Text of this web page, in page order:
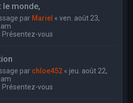
monde,
par Mariel «ven. août 23,
Présentez-vous
par chloe452 « jeu. août 22,
Présentez-vous